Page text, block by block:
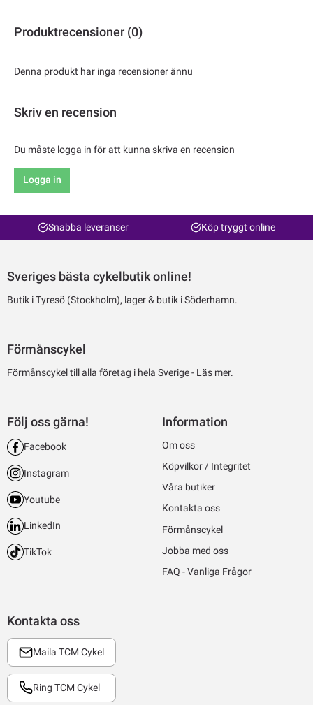
Produktrecensioner (0)
Denna produkt har inga recensioner ännu
Skriv en recension
Du måste logga in för att kunna skriva en recension
Logga in
Snabba leveranser Köp tryggt online
Sveriges bästa cykelbutik online!
Butik i Tyresö (Stockholm), lager & butik i Söderhamn.
Förmånscykel
Förmånscykel till alla företag i hela Sverige - Läs mer.
Kontakta oss
Maila TCM Cykel
Ring TCM Cykel
Följ oss gärna!
Facebook
Instagram
Youtube
LinkedIn
TikTok
Information
Om oss
Köpvilkor / Integritet
Våra butiker
Kontakta oss
Förmånscykel
Jobba med oss
FAQ - Vanliga Frågor